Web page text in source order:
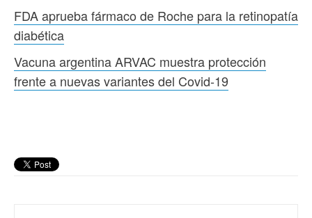
FDA aprueba fármaco de Roche para la retinopatía
diabética
Vacuna argentina ARVAC muestra protección
frente a nuevas variantes del Covid-19